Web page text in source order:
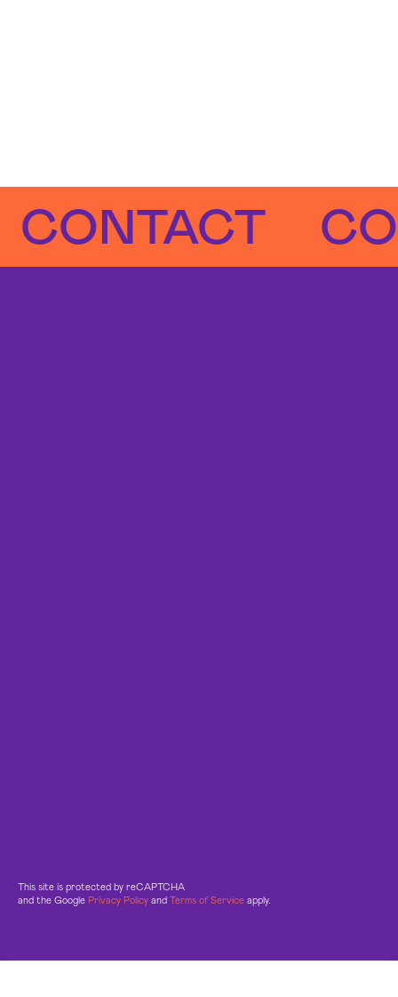
This site is protected by reCAPTCHA
and the Google Privacy Policy and Terms of Service apply.